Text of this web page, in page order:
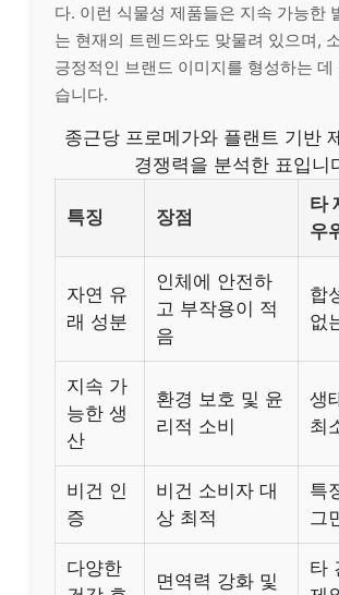
다. 이런 식물성 제품들은 지속 가능한
는 현재의 트렌드와도 맞물려 있으며,
긍정적인 브랜드 이미지를 형성하는 데
습니다.
종근당 프로메가와 플랜트 기반
경쟁력을 분석한 표입니
특징 장점
타
우
자연 유
래 성분
인체에 안전하
고 부작용이 적
음
합
없
지속 가
능한 생
산
환경 보호 및 윤
리적 소비
생
최
비건 인
증
비건 소비자 대
상 최적
특
그
다양한
면역력 강화 및
타